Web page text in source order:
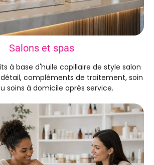
Salons et spas
à base d'huile capillaire de style salon
compléments de traitement, soin
soins à domicile après service.